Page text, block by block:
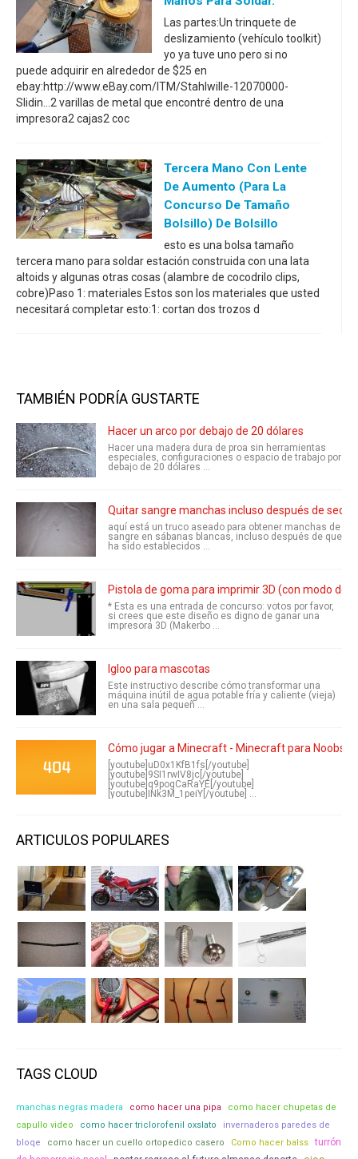
Las partes:Un trinquete de
deslizamiento (vehículo toolkit)
yo ya tuve uno pero si no
puede adquirir en alrededor de $25 en
ebay:http://www.eBay.com/ITM/Stahlwille-12070000-
Slidin...2 varillas de metal que encontré dentro de una
impresora2 cajas2 coc
Tercera Mano Con Lente
De Aumento (para La
Concurso De Tamaño
Bolsillo) De Bolsillo
esto es una bolsa tamaño
tercera mano para soldar estación construida con una lata
altoids y algunas otras cosas (alambre de cocodrilo clips,
cobre)Paso 1: materiales Estos son los materiales que usted
necesitará completar esto:1: cortan dos trozos d
TAMBIÉN PODRÍA GUSTARTE
Hacer un arco por debajo de 20 dólares
Hacer una madera dura de proa sin herramientas
especiales, configuraciones o espacio de trabajo por
debajo de 20 dólares ...
Quitar sangre manchas incluso después de
aquí está un truco aseado para obtener manchas de
sangre en sábanas blancas, incluso después de que
ha sido establecidos ...
Pistola de goma para imprimir 3D (con modo de
* Esta es una entrada de concurso: votos por favor,
si crees que este diseño es digno de ganar una
impresora 3D (Makerbo ...
Igloo para mascotas
Este instructivo describe cómo transformar una
máquina inútil de agua potable fría y caliente (vieja)
en una sala pequeñ ...
Cómo jugar a Minecraft - Minecraft para Noobs
[youtube]uD0x1KfB1fs[/youtube]
[youtube]9SI1rwIV8jc[/youtube]
[youtube]q9pogCaRaYE[/youtube]
[youtube]INk3M_1peiY[/youtube] ...
ARTICULOS POPULARES
TAGS CLOUD
manchas negras madera como hacer una pipa
como hacer chupetas de
capullo video
como hacer triclorofenil oxslato
invernaderos paredes de
bloqe
como hacer un cuello ortopedico casero Como hacer balss
turrón